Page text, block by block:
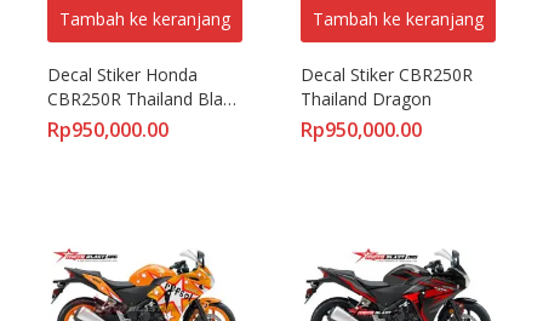
Tambah ke keranjang
Decal Stiker Honda
CBR250R Thailand Black
Green
Rp950,000.00
Tambah ke keranjang
Decal Stiker CBR250R
Thailand Dragon
Rp950,000.00